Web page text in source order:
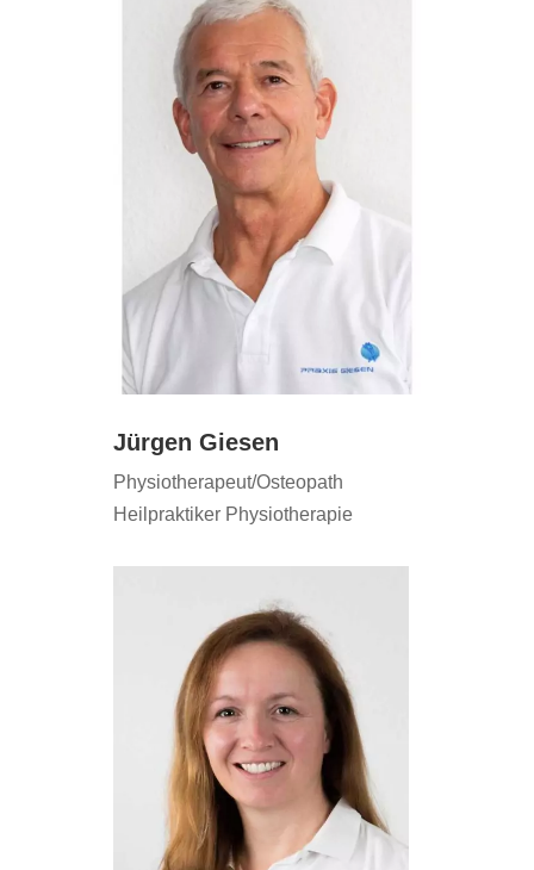
Jürgen Giesen
Physiotherapeut/Osteopath
Heilpraktiker Physiotherapie